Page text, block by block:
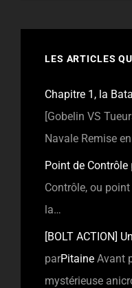
LES ARTICLES
Chapitre 1, la
[Gobelin VS
Navale Remise
Point de Contrôle
Contrôle, ou
la…
[BOLT ACTION]
parPitaine Avant
mystérieuse